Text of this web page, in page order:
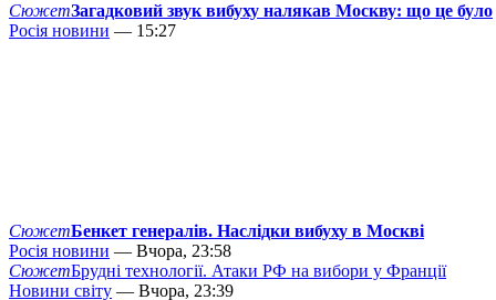
СюжетЗагадковий звук вибуху налякав Москву: що це було
Росія новини — 15:27
СюжетБенкет генералів. Наслідки вибуху в Москві
Росія новини — Вчора, 23:58
СюжетБрудні технології. Атаки РФ на вибори у Франції
Новини світу — Вчора, 23:39